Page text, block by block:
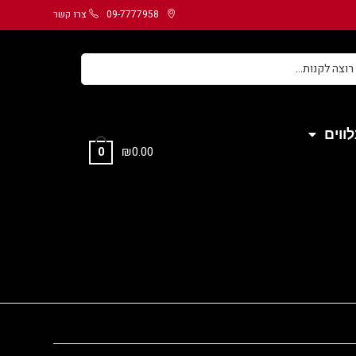
09-7777958 צרו קשר
₪0.00
0